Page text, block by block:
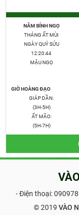
NĂM BÍNH NGỌ
THÁNG ẤT MÙI
NGÀY QUÝ SỬU
12:20:45
MẬU NGỌ
GIỜ HOÀNG ĐẠO
GIÁP DẦN:
(3H-5H)
ẤT MÃO:
(5H-7H)
- Điện thoại:
© 2019 VÀO